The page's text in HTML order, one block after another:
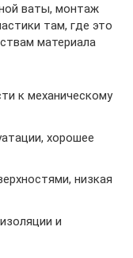
ваты, монтаж
там, где это
материала
к механическому
хорошее
низкая
и